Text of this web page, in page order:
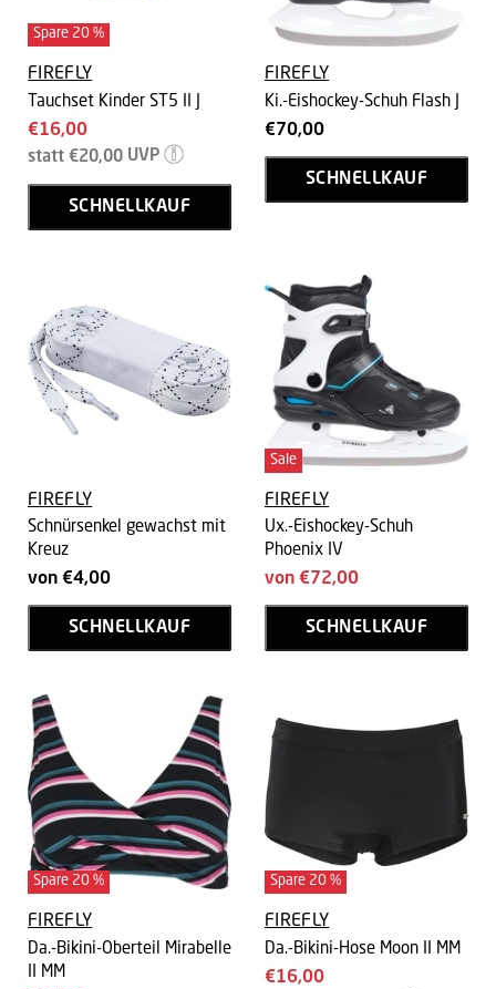
Spare 20 %
FIREFLY
Tauchset Kinder ST5 II J
Aktueller
Preis
€16,00
Ursprünglicher
statt €20,00 UVP
SCHNELLKAUF
FIREFLY
Ki.-Eishockey-Schuh Flash J
€70,00
SCHNELLKAUF
FIREFLY
Schnürsenkel gewachst mit
Kreuz
von €4,00
SCHNELLKAUF
Sale
FIREFLY
Ux.-Eishockey-Schuh
Phoenix IV
von €72,00
SCHNELLKAUF
Spare 20 %
FIREFLY
Da.-Bikini-Oberteil Mirabelle
II MM
Spare 20 %
FIREFLY
Da.-Bikini-Hose Moon II MM
Aktueller
€16,00